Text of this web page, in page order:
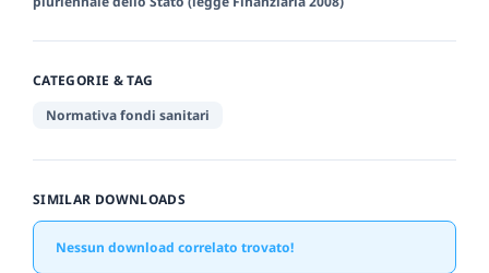
CATEGORIE & TAG
Normativa fondi sanitari
SIMILAR DOWNLOADS
Nessun download correlato trovato!